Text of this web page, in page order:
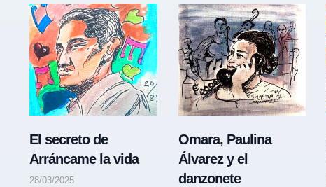
El secreto de
Arráncame la vida
28/03/2025
Omara, Paulina
Álvarez y el
danzonete